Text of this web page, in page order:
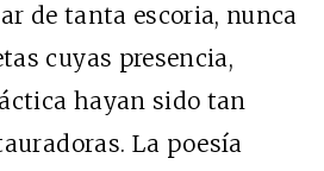
de tanta escoria, nunca
cuyas presencia,
hayan sido tan
La poesía